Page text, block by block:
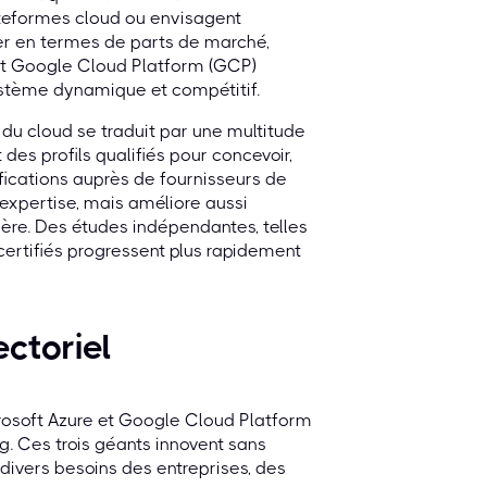
cloud ou envisagent
en termes de parts de marché,
Google Cloud Platform (GCP)
dynamique et compétitif.
cloud se traduit par une multitude
profils qualifiés pour concevoir,
auprès de fournisseurs de
mais améliore aussi
Des études indépendantes, telles
progressent plus rapidement
Azure et Google Cloud Platform
Ces trois géants innovent sans
besoins des entreprises, des